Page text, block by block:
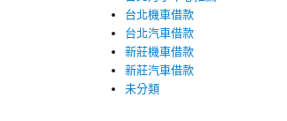
台北機車借款
台北汽車借款
新莊機車借款
新莊汽車借款
未分類